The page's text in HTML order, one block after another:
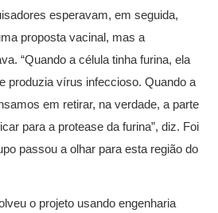
esperavam, em seguida,
proposta vacinal, mas a
“Quando a célula tinha furina, ela
produzia vírus infeccioso. Quando a
em retirar, na verdade, a parte
para a protease da furina”, diz. Foi
passou a olhar para esta região do
o projeto usando engenharia